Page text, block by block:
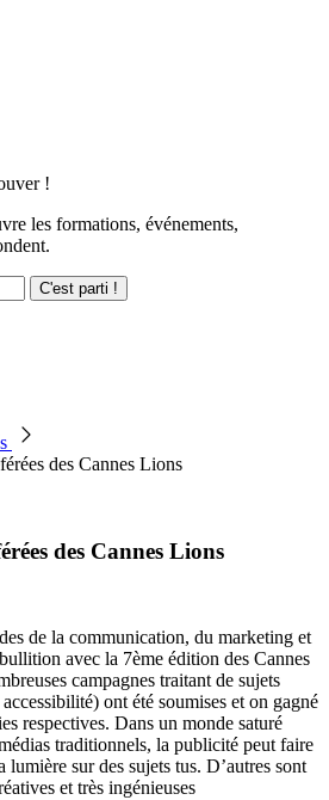
!
les formations, événements,
C'est parti !
des Cannes Lions
des Cannes Lions
de la communication, du marketing et
avec la 7ème édition des Cannes
campagnes traitant de sujets
ont été soumises et on gagné
respectives. Dans un monde saturé
traditionnels, la publicité peut faire
sur des sujets tus. D’autres sont
et très ingénieuses